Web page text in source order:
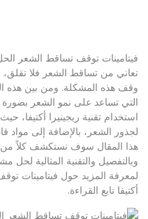
فيتامينات توقف تساقط الشعر الحل
تعاني من تساقط الشعر فلا
وقف هذه المشكلة. ومن بين هذه
التي تساعد على نمو الشعر
استخدام تقنية ريجينيرا أكتيفا،
لجذور الشعر، بالإضافة إلى مواد
هذا المقال سوف نستكشف كلاً من
وبالتفصيل والتقنية المثالية لحل
لمعرفة المزيد حول فيتامينات
أكتيفا تابع القراءة.